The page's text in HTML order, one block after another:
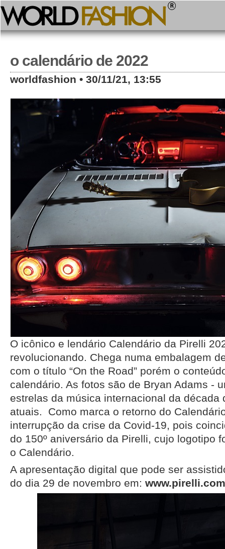
o calendário de 2022
worldfashion • 30/11/21, 13:55
O icônico e lendário Calendário da Pirelli
revolucionando. Chega numa embalagem
com o título “On the Road” porém o
calendário. As fotos são de Bryan Adams -
estrelas da música internacional da década
atuais. Como marca o retorno do
interrupção da crise da Covid-19, pois
do 150º aniversário da Pirelli, cujo logotipo
o Calendário.
A apresentação digital que pode ser
do dia 29 de novembro em: